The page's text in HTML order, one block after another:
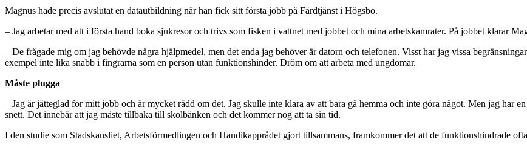
Magnus hade precis avslutat en datautbildning när han fick sitt första jobb på Färdtjänst i Högsbo.
– Jag arbetar med att i första hand boka sjukresor och trivs som fisken i vattnet med jobbet och mina arbetskamrater. På jobbet klarar
– De frågade mig om jag behövde några hjälpmedel, men det enda jag behöver är datorn och telefonen. Visst har jag vissa
exempel inte lika snabb i fingrarna som en person utan funktionshinder. Dröm om att arbeta med ungdomar.
Måste plugga
– Jag är jätteglad för mitt jobb och är mycket rädd om det. Jag skulle inte klara av att bara gå hemma och inte göra något. Men jag har
snett. Det innebär att jag måste tillbaka till skolbänken och det kommer nog att ta sin tid.
I den studie som Stadskansliet, Arbetsförmedlingen och Handikapprådet gjort tillsammans, framkommer det att de funktionshindrade